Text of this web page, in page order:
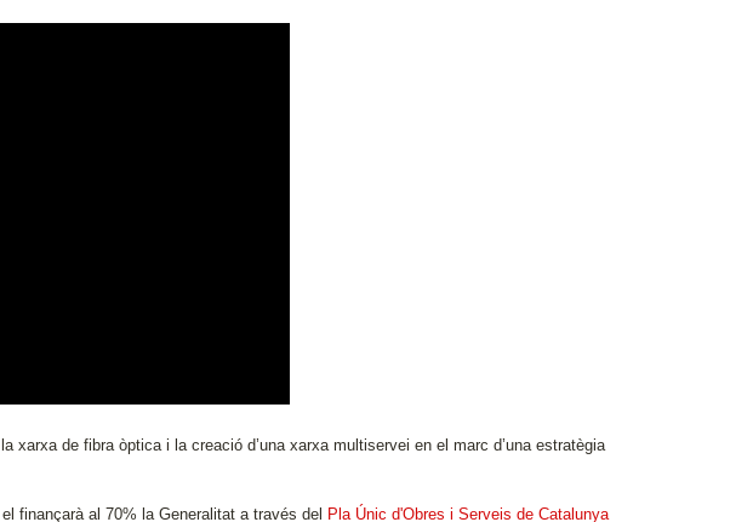
xarxa de fibra òptica i la creació d’una xarxa multiservei en el marc d’una estratègia
finançarà al 70% la Generalitat a través del Pla Únic d'Obres i Serveis de Catalunya